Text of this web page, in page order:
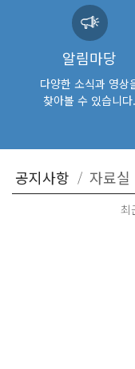
알림마당
다양한 소식과 영상
찾아볼 수 있습니다.
최